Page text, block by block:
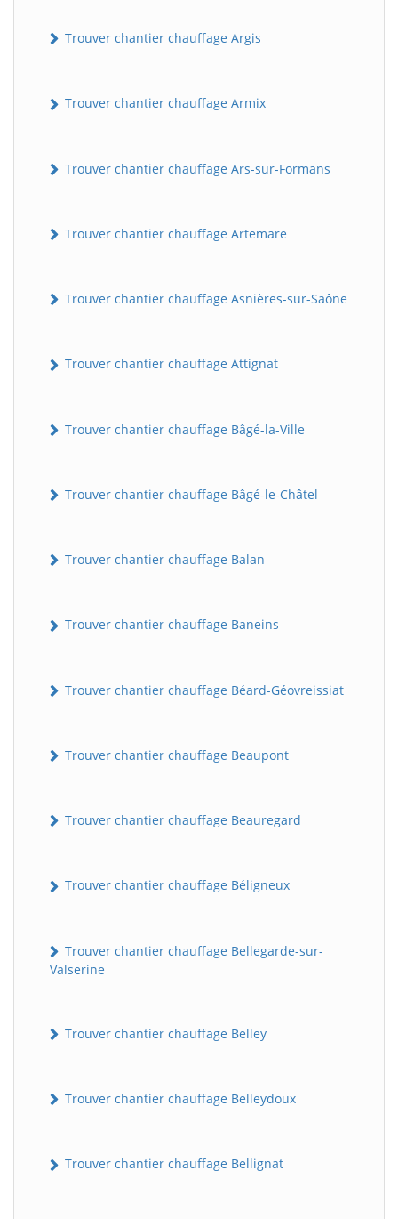
Trouver chantier chauffage Argis
Trouver chantier chauffage Armix
Trouver chantier chauffage Ars-sur-Formans
Trouver chantier chauffage Artemare
Trouver chantier chauffage Asnières-sur-Saône
Trouver chantier chauffage Attignat
Trouver chantier chauffage Bâgé-la-Ville
Trouver chantier chauffage Bâgé-le-Châtel
Trouver chantier chauffage Balan
Trouver chantier chauffage Baneins
Trouver chantier chauffage Béard-Géovreissiat
Trouver chantier chauffage Beaupont
Trouver chantier chauffage Beauregard
Trouver chantier chauffage Béligneux
Trouver chantier chauffage Bellegarde-sur-
Valserine
Trouver chantier chauffage Belley
Trouver chantier chauffage Belleydoux
Trouver chantier chauffage Bellignat